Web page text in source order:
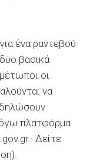
ένα ραντεβού
βασικά
οι
να
δηλώσουν
πλατφόρμα
Δείτε